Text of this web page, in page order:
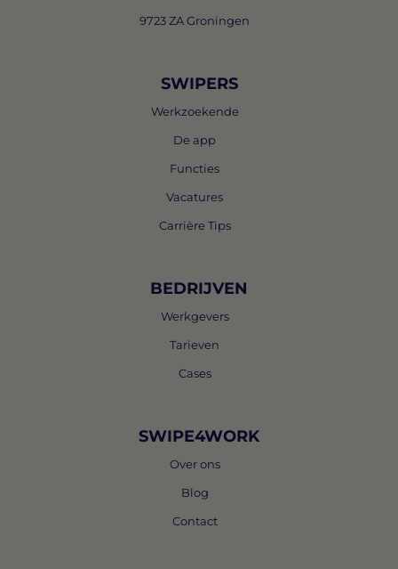
9723 ZA Groningen
SWIPERS
Werkzoekende
De app
Functies
Vacatures
Carrière Tips
BEDRIJVEN
Werkgevers
Tarieven
Cases
SWIPE4WORK
Over ons
Blog
Contact